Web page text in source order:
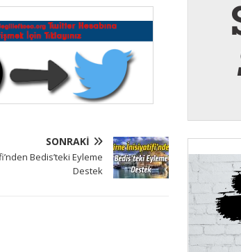
SONRAKI
Bedis’teki Eyleme
Destek